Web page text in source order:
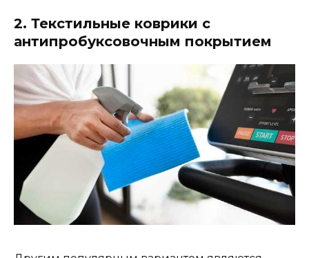
2. Текстильные коврики с
антипробуксовочным покрытием